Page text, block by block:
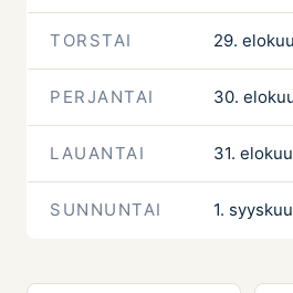
TORSTAI 29.
PERJANTAI 30.
LAUANTAI 31.
SUNNUNTAI 1.